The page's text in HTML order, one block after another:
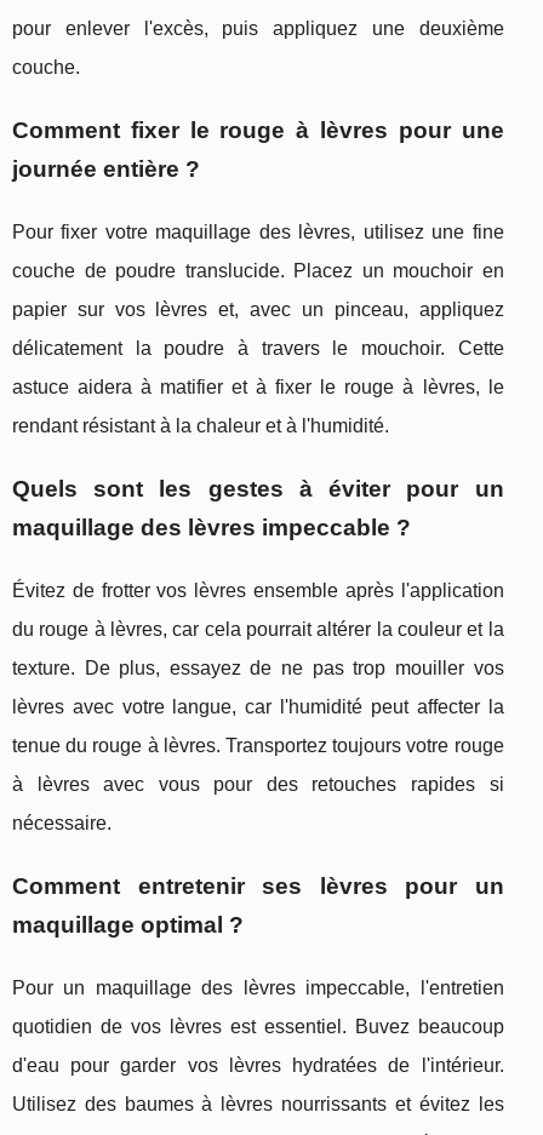
pour enlever l'excès, puis appliquez une deuxième
couche.
Comment fixer le rouge à lèvres pour une
journée entière ?
Pour fixer votre maquillage des lèvres, utilisez une fine
couche de poudre translucide. Placez un mouchoir en
papier sur vos lèvres et, avec un pinceau, appliquez
délicatement la poudre à travers le mouchoir. Cette
astuce aidera à matifier et à fixer le rouge à lèvres, le
rendant résistant à la chaleur et à l'humidité.
Quels sont les gestes à éviter pour un
maquillage des lèvres impeccable ?
Évitez de frotter vos lèvres ensemble après l'application
du rouge à lèvres, car cela pourrait altérer la couleur et la
texture. De plus, essayez de ne pas trop mouiller vos
lèvres avec votre langue, car l'humidité peut affecter la
tenue du rouge à lèvres. Transportez toujours votre rouge
à lèvres avec vous pour des retouches rapides si
nécessaire.
Comment entretenir ses lèvres pour un
maquillage optimal ?
Pour un maquillage des lèvres impeccable, l'entretien
quotidien de vos lèvres est essentiel. Buvez beaucoup
d'eau pour garder vos lèvres hydratées de l'intérieur.
Utilisez des baumes à lèvres nourrissants et évitez les